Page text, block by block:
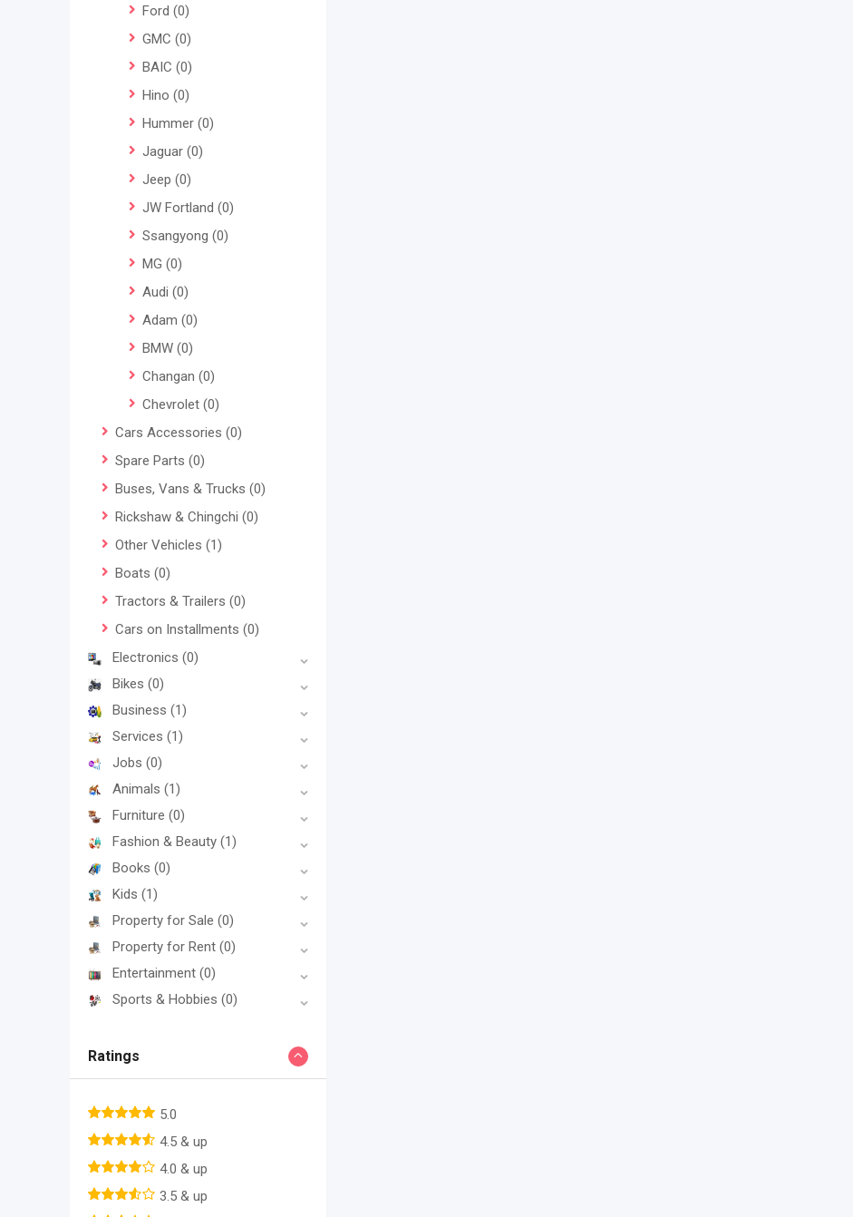
Ford (0)
GMC (0)
BAIC (0)
Hino (0)
Hummer (0)
Jaguar (0)
Jeep (0)
JW Fortland (0)
Ssangyong (0)
MG (0)
Audi (0)
Adam (0)
BMW (0)
Changan (0)
Chevrolet (0)
Cars Accessories (0)
Spare Parts (0)
Buses, Vans & Trucks (0)
Rickshaw & Chingchi (0)
Other Vehicles (1)
Boats (0)
Tractors & Trailers (0)
Cars on Installments (0)
Electronics (0)
Bikes (0)
Business (1)
Services (1)
Jobs (0)
Animals (1)
Furniture (0)
Fashion & Beauty (1)
Books (0)
Kids (1)
Property for Sale (0)
Property for Rent (0)
Entertainment (0)
Sports & Hobbies (0)
Ratings
5.0
4.5 & up
4.0 & up
3.5 & up